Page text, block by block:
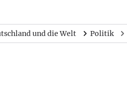
und die Welt Politik